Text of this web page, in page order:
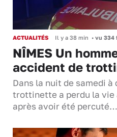
ACTUALITÉS Il y a 38 min • vu 334
NÎMES Un
accident de
Dans la nuit de samedi à
trottinette a perdu la vie
après avoir été percuté…